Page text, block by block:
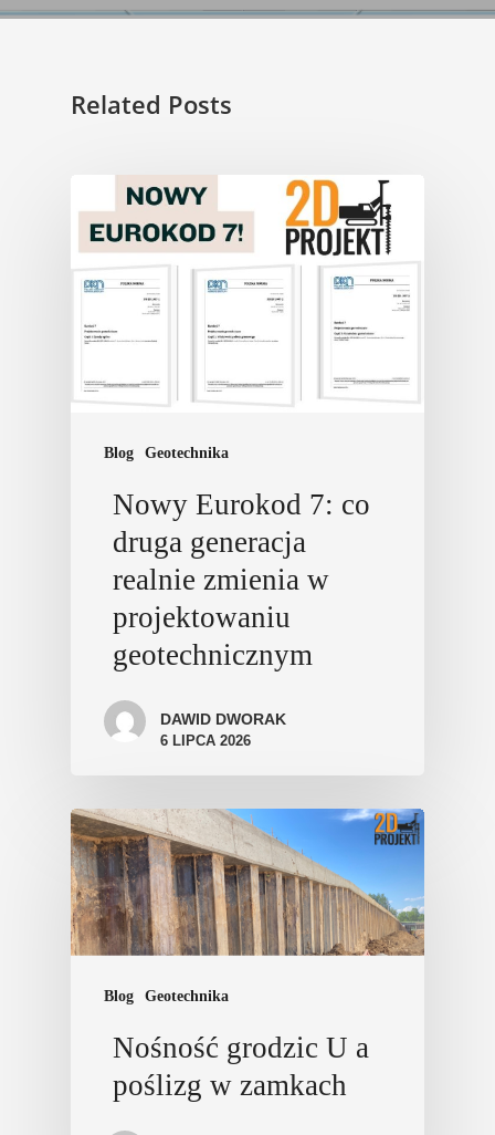
Related Posts
Blog Geotechnika
Nowy Eurokod 7: co
druga generacja
realnie zmienia w
projektowaniu
geotechnicznym
DAWID DWORAK
6 LIPCA 2026
Blog Geotechnika
Nośność grodzic U a
poślizg w zamkach